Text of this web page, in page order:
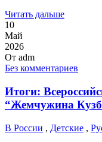
Читать дальше
10
Май
2026
От adm
Без комментариев
Итоги:
“Жемчужина
В России , Детские ,